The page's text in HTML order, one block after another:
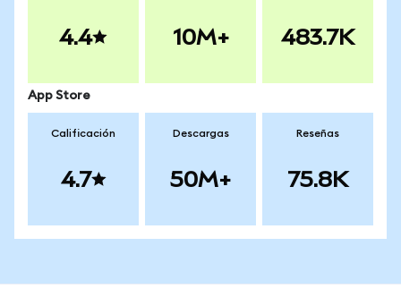
4.4 10M+ 483.7K
App Store
Calificación
4.7
Descargas
50M+
Reseñas
75.8K